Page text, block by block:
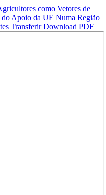
como Vetores de
do Apoio da UE Numa Região
TransferirDownload PDF